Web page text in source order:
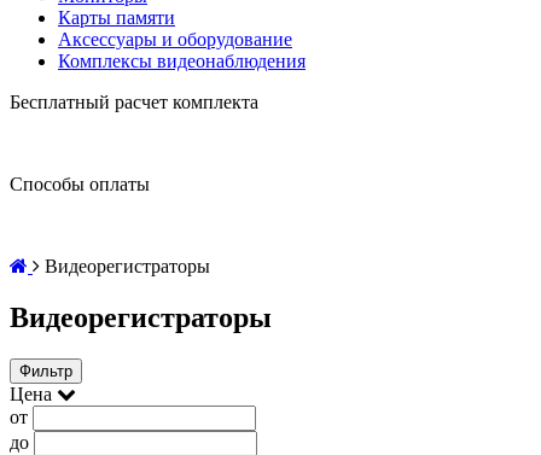
Карты памяти
Аксессуары и оборудование
Комплексы видеонаблюдения
Бесплатный расчет комплекта
Способы оплаты
Видеорегистраторы
Видеорегистраторы
Фильтр
Цена
от
до